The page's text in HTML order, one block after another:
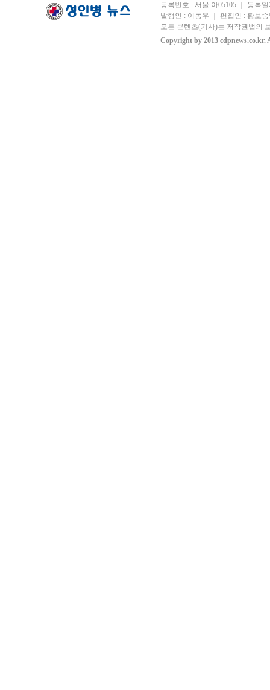
등록번호 : 서울 아05105 ｜ 등록
발행인 : 이동우 ｜ 편집인 : 황보
모든 콘텐츠(기사)는 저작권법의
Copyright by 2013 cdpnews.co.kr.